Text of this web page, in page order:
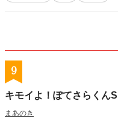
9
キモイよ！ぽてさらくんS
まあのき